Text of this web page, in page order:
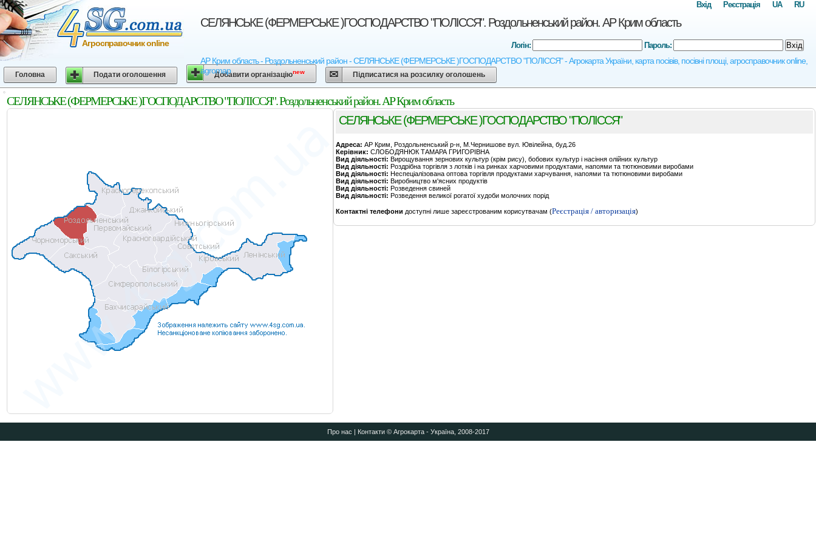
СЕЛЯНСЬКЕ (ФЕРМЕРСЬКЕ )ГОСПОДАРСТВО "ПОЛІССЯ". Роздольненський район. АР Крим область
АР Крим область - Роздольненський район - СЕЛЯНСЬКЕ (ФЕРМЕРСЬКЕ )ГОСПОДАРСТВО "ПОЛІССЯ" - Агрокарта України, карта посівів, посівні площі, агросправочник online,
agromap
Агросправочник online
RU
UA
Реєстрація
Вхід
Логін: Пароль: Вхід
Головна Подати оголошення Добавити організаціюnew Підписатися на розсилку оголошень
СЕЛЯНСЬКЕ (ФЕРМЕРСЬКЕ )ГОСПОДАРСТВО "ПОЛІССЯ". Роздольненський район. АР Крим область
СЕЛЯНСЬКЕ (ФЕРМЕРСЬКЕ )ГОСПОДАРСТВО "ПОЛІССЯ"
Адреса: АР Крим, Роздольненський р-н, М.Чернишове вул. Ювілейна, буд.26
Керівник: СЛОБОДЯНЮК ТАМАРА ГРИГОРІВНА
Вид діяльності: Вирощування зернових культур (крім рису), бобових культур і насіння олійних культур
Вид діяльності: Роздрібна торгівля з лотків і на ринках харчовими продуктами, напоями та тютюновими виробами
Вид діяльності: Неспеціалізована оптова торгівля продуктами харчування, напоями та тютюновими виробами
Вид діяльності: Виробництво м'ясних продуктів
Вид діяльності: Розведення свиней
Вид діяльності: Розведення великої рогатої худоби молочних порід
Контактні телефони доступні лише зареєстрованим корисутвачам (Реєстрація / авторизація)
Про нас | Контакти© Агрокарта - Україна, 2008-2017